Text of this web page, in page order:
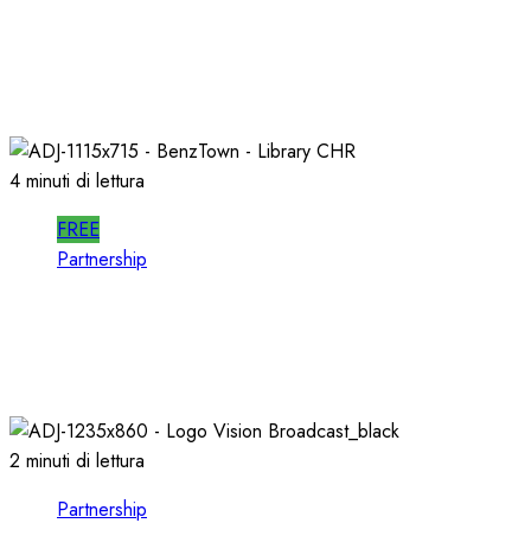
4 minuti di lettura
FREE
Partnership
2 minuti di lettura
Partnership